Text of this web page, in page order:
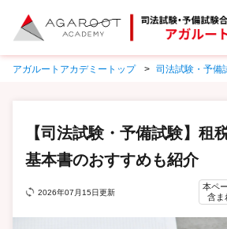
アガルートアカデミートップ 司法試験・予備
【司法試験・予備試験】租
基本書のおすすめも紹介
2026年07月15日更新
本ペ
含ま